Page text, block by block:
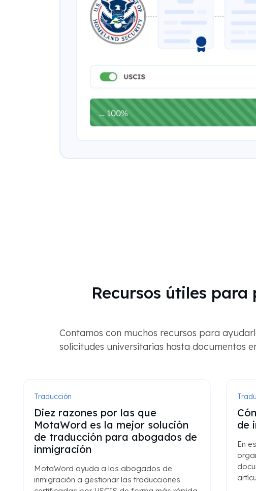
Recursos útiles
Contamos con muchos recursos para
solicitudes universitarias hasta documentos
Traducción
Diez razones por las que
MotaWord es la mejor solución
de traducción para abogados de
inmigración
MotaWord ayuda a los abogados de
inmigración a gestionar las traducciones
de
En